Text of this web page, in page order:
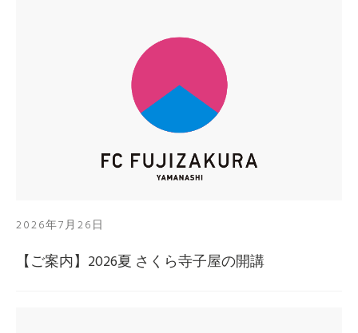
2026年7月26日
【ご案内】2026夏 さくら寺子屋の開講